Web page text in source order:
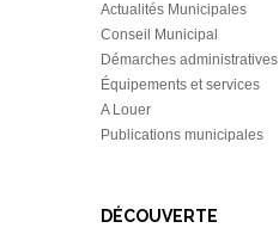
Actualités Municipales
Conseil Municipal
Démarches administratives
Équipements et services
A Louer
Publications municipales
DÉCOUVERTE